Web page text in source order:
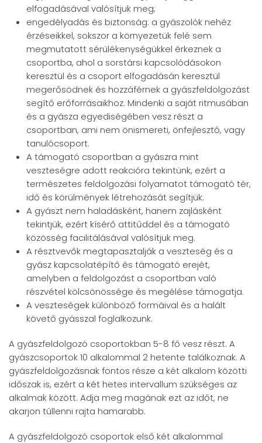
elfogadásával valósítjuk meg;
engedélyadás és biztonság: a gyászolók nehéz
érzéseikkel, sokszor a környezetük felé sem
megmutatott sérülékenységükkel érkeznek a
csoportba, ahol a sorstársi kapcsolódásokon
keresztül és a csoport elfogadásán keresztül
megerősödnek és hozzáférnek a gyászfeldolgozást
segítő erőforrásaikhoz. Mindenki a saját ritmusában
és a gyásza egyediségében vesz részt a
csoportban, ami nem önismereti, önfejlesztő, vagy
tanulócsoport.
A támogató csoportban a gyászra mint
veszteségre adott reakcióra tekintünk, ezért a
természetes feldolgozási folyamatot támogató tér,
idő és körülmények létrehozását segítjük.
A gyászt nem haladásként, hanem zajlásként
tekintjük, ezért kísérő attitűddel és a támogató
közösség facilitálásával valósítjuk meg.
A résztvevők megtapasztalják a veszteség és a
gyász kapcsolatépítő és támogató erejét,
amelyben a feldolgozást a csoportban való
részvétel kölcsönössége és megélése támogatja.
A veszteségek különböző formáival és a halált
követő gyásszal foglalkozunk.
A gyászfeldolgozó csoportokban 5-8 fő vesz részt. A
gyászcsoportok 10 alkalommal 2 hetente találkoznak. A
gyászfeldolgozásnak fontos része a két alkalom közötti
időszak is, ezért a két hetes intervallum szükséges az
alkalmak között. Adja meg magának ezt az időt, ne
akarjon túllenni rajta hamarabb.
A gyászfeldolgozó csoportok első két alkalommal